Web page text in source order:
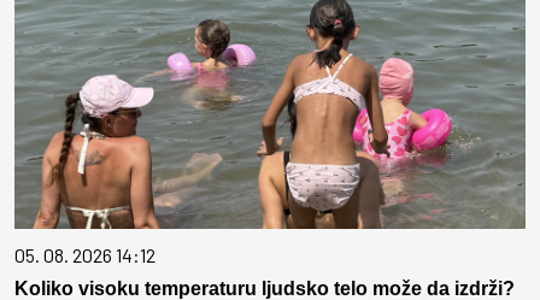
05. 08. 2026 14:12
Koliko visoku temperaturu ljudsko telo može da izdrži?